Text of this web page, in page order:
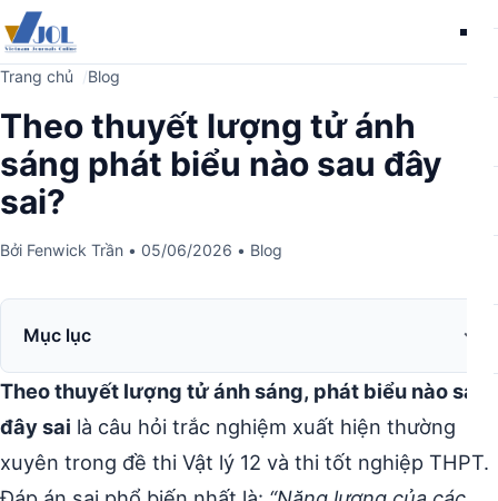
Trang chủ Blog
Theo thuyết lượng tử ánh
sáng phát biểu nào sau đây
sai?
Bởi Fenwick Trần • 05/06/2026 • Blog
Mục lục
Theo thuyết lượng tử ánh sáng, phát biểu nào sau
đây sai là câu hỏi trắc nghiệm xuất hiện thường
xuyên trong đề thi Vật lý 12 và thi tốt nghiệp THPT.